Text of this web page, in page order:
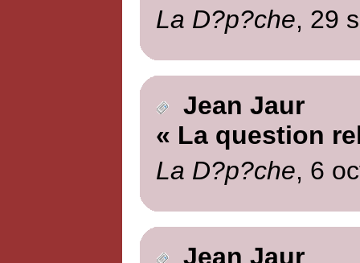
La D?p?che, 29
Jean Jaur
« La question
La D?p?che, 6
Jean Jaur